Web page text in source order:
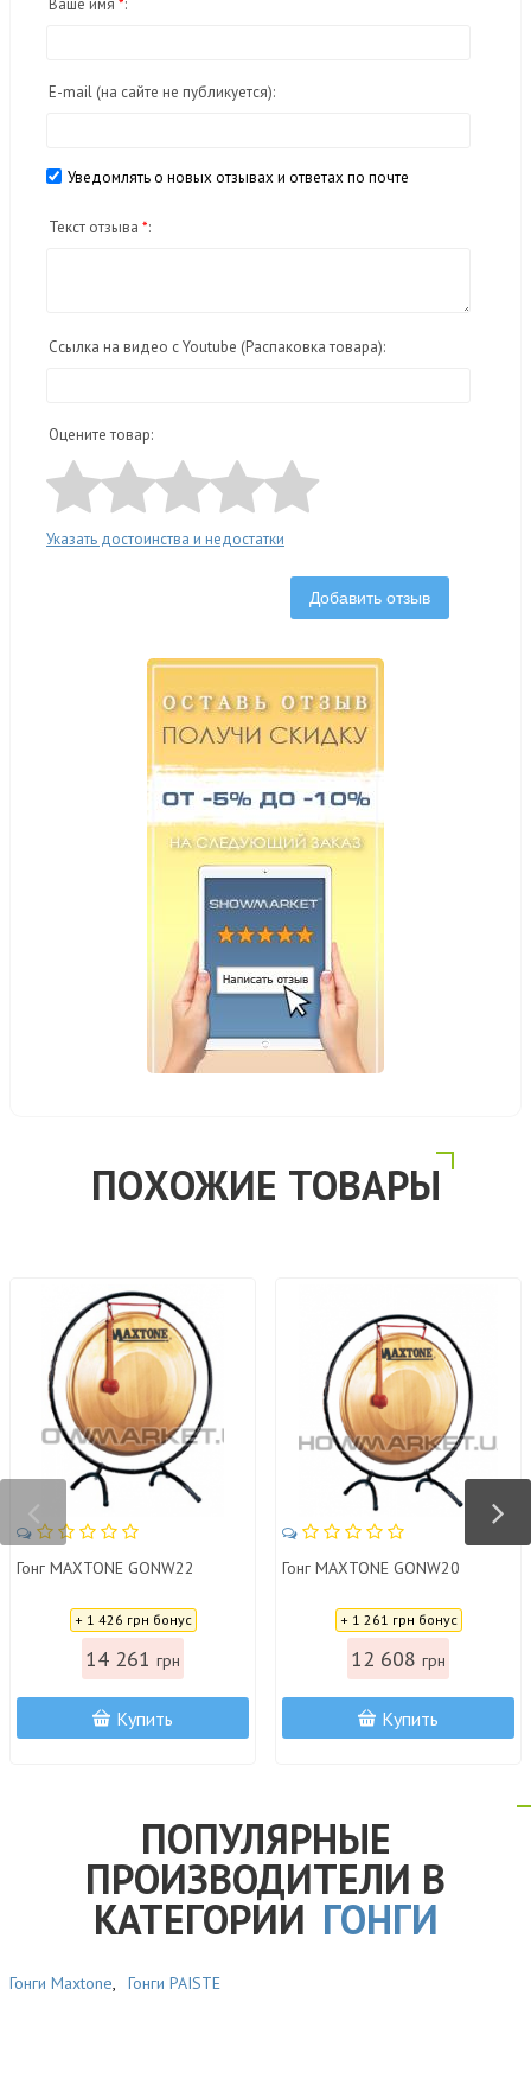
Ваше имя *:
E-mail (на сайте не публикуется):
Уведомлять о новых отзывах и ответах по почте
Текст отзыва *:
Ссылка на видео с Youtube (Распаковка товара):
Оцените товар:
Указать достоинства и недостатки
Добавить отзыв
ПОХОЖИЕ ТОВАРЫ
Гонг MAXTONE GONW22
+ 1 426 грн бонус
14 261 грн
Купить
Гонг MAXTONE GONW20
+ 1 261 грн бонус
12 608 грн
Купить
ПОПУЛЯРНЫЕ
ПРОИЗВОДИТЕЛИ В
КАТЕГОРИИ ГОНГИ
Гонги Maxtone, Гонги PAISTE